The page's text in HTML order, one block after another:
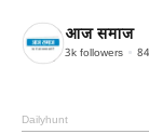
आज समाज
3k followers
Dailyhunt